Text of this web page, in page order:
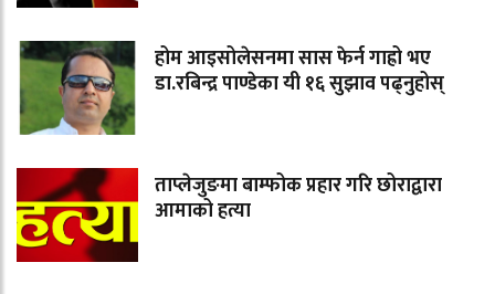
होम आइसोलेसनमा सास फेर्न गाह्रो भए
डा.रबिन्द्र पाण्डेका यी १६ सुझाव पढ्नुहोस्
ताप्लेजुङमा बाम्फोक प्रहार गरि छोराद्वारा
आमाको हत्या